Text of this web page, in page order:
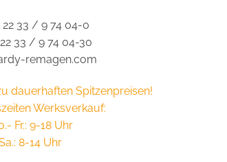
22 33 / 9 74 04-0
33 / 9 74 04-30
remagen.com
dauerhaften Spitzenpreisen!
Werksverkauf:
Fr.: 9-18 Uhr
8-14 Uhr